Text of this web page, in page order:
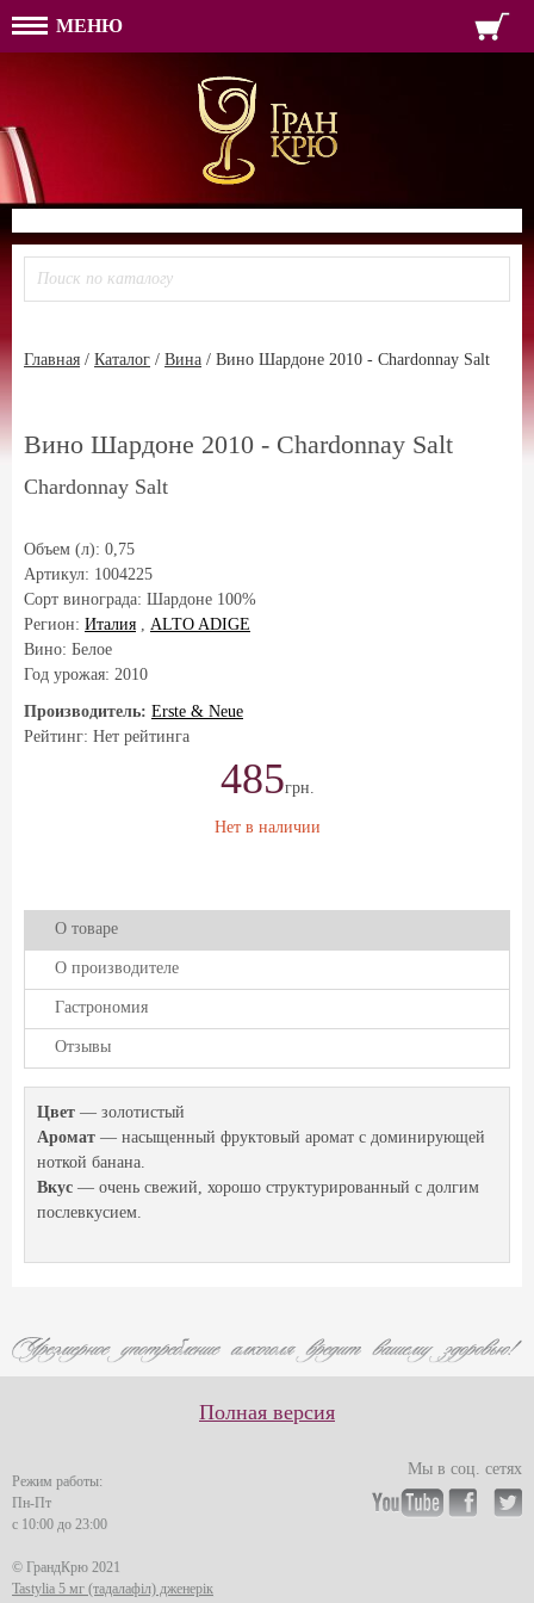
МЕНЮ
ПАРОЛЬ
ФОРМА ОБРАТНОЙ
ТЕЛЕФОН:
ИМЯ
ПАРОЛЬ
Главная / Каталог / Вина / Вино Шардоне 2010 - Chardonnay Salt
Вино Шардоне 2010 - Chardonnay Salt
Chardonnay Salt
Объем (л): 0,75
Артикул: 1004225
Сорт винограда: Шардоне 100%
Регион: Италия , ALTO ADIGE
Вино: Белое
Год урожая: 2010
Производитель: Erste & Neue
Рейтинг: Нет рейтинга
485грн.
Нет в наличии
О товаре
О производителе
Гастрономия
Отзывы
Цвет — золотистый
Аромат — насыщенный фруктовый аромат с доминирующей
ноткой банана.
Вкус — очень свежий, хорошо структурированный с долгим
послевкусием.
Полная версия
Режим работы:
Пн-Пт
с 10:00 до 23:00
© ГрандКрю 2021
Tastylia 5 мг (тадалафіл) дженерік
Мы в соц. сетях